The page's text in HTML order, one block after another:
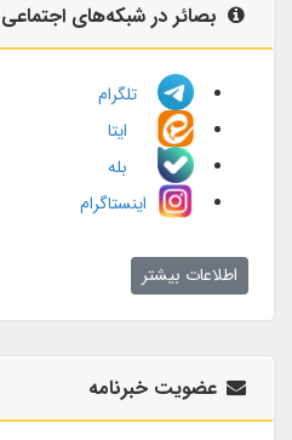
بصائر در شبکه‌های اجتماعی
تلگرام
ایتا
بله
اینستاگرام
اطلاعات بیشتر
عضویت خبرنامه